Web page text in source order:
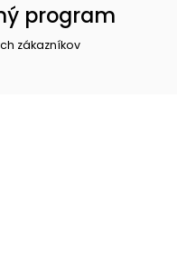
program
zákazníkov